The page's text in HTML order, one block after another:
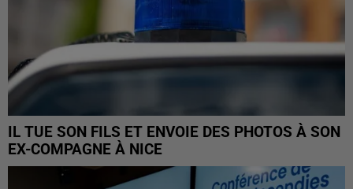
IL TUE SON FILS ET ENVOIE DES PHOTOS À SON
EX-COMPAGNE À NICE